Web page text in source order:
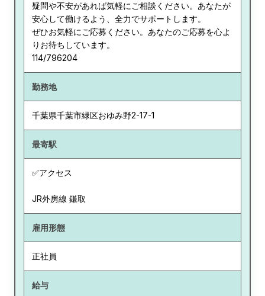
疑問や不安があれば気軽にご相談ください。あなたが
安心して働けるよう、全力でサポートします。
ぜひお気軽にご応募ください。あなたのご応募を心よ
りお待ちしています。
114/796204
勤務地
千葉県千葉市緑区おゆみ野2-17-1
最寄駅
✅アクセス
JR外房線 鎌取
雇用形態
正社員
給与